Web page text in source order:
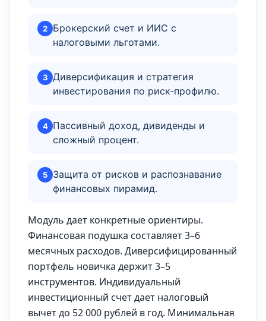
2
Брокерский счет и ИИС с
налоговыми льготами.
3 Диверсификация и стратегия
инвестирования по риск-профилю.
4 Пассивный доход, дивиденды и
сложный процент.
5
Защита от рисков и распознавание
финансовых пирамид.
Модуль дает конкретные ориентиры.
Финансовая подушка составляет 3–6
месячных расходов. Диверсифицированный
портфель новичка держит 3–5
инструментов. Индивидуальный
инвестиционный счет дает налоговый
вычет до 52 000 рублей в год. Минимальная